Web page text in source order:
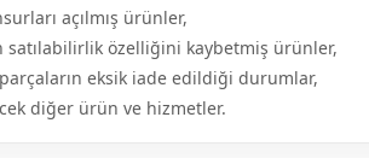
açılmış ürünler,
satılabilirlik özelliğini kaybetmiş ürünler,
eksik iade edildiği durumlar,
diğer ürün ve hizmetler.